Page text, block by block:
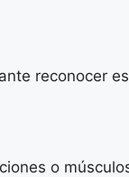
reconocer
o